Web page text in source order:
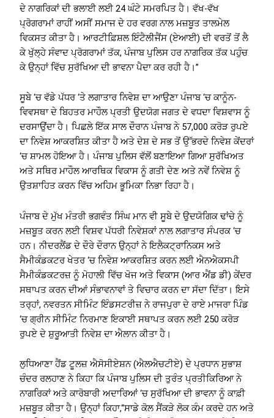
ਦੇ ਨਾਗਰਿਕਾਂ ਦੀ ਭਲਾਈ ਲਈ 24 ਘੰਟੇ ਸਮਰਪਿਤ ਹੈ। ਵੱਖ-ਵੱਖ
ਪ੍ਰੋਗਰਾਮਾਂ ਰਾਹੀਂ ਅਸੀਂ ਸਮਾਜ ਦੇ ਹਰ ਵਰਗ ਨਾਲ ਮਜ਼ਬੂਤ ਤਾਲਮੇਲ
ਵਿਕਸਤ ਕੀਤਾ ਹੈ। ਆਰਟੀਫ਼ਿਸ਼ਲ ਇੰਟੈਲੀਜੈਂਸ (ਏਆਈ) ਦੀ ਵਰਤੋਂ ਤੋਂ ਲੈ
ਕੇ ਖੁੱਲ੍ਹੇ ਸੰਵਾਦ ਪ੍ਰੋਗਰਾਮਾਂ ਤੱਕ, ਪੰਜਾਬ ਪੁਲਿਸ ਹਰ ਨਾਗਰਿਕ ਤੱਕ ਪਹੁੰਚ
ਕੇ ਉਨ੍ਹਾਂ ਵਿੱਚ ਸੁਰੱਖਿਆ ਦੀ ਭਾਵਨਾ ਪੈਦਾ ਕਰ ਰਹੀ ਹੈ।”
ਸੂਬੇ ‘ਚ ਵੱਡੇ ਪੱਧਰ ‘ਤੇ ਲਗਾਤਾਰ ਨਿਵੇਸ਼ ਦਾ ਆਉਣਾ ਪੰਜਾਬ ‘ਚ ਕਾਨੂੰਨ-
ਵਿਵਸਥਾ ਦੇ ਬਿਹਤਰ ਮਾਹੌਲ ਪ੍ਰਤੀ ਉਦਯੋਗ ਜਗਤ ਦੇ ਵਧਦਾ ਵਿਸ਼ਵਾਸ ਨੂੰ
ਦਰਸਾਉਂਦਾ ਹੈ। ਪਿਛਲੇ ਇੱਕ ਸਾਲ ਦੌਰਾਨ ਪੰਜਾਬ ਨੇ 57,000 ਕਰੋੜ ਰੁਪਏ
ਦਾ ਨਿਵੇਸ਼ ਆਕਰਸ਼ਿਤ ਕੀਤਾ ਹੈ ਅਤੇ ਦੇਸ਼ ਦੇ ਸਭ ਤੋਂ ਉੱਭਰਦੇ ਨਿਵੇਸ਼ ਕੇਂਦਰਾਂ
‘ਚ ਸ਼ਾਮਲ ਹੋਇਆ ਹੈ। ਪੰਜਾਬ ਪੁਲਿਸ ਵੱਲੋਂ ਬਣਾਇਆ ਗਿਆ ਸੁਰੱਖਿਅਤ
ਅਤੇ ਸਥਿਰ ਮਾਹੌਲ ਆਰਥਿਕ ਵਿਕਾਸ ਨੂੰ ਗਤੀ ਦੇਣ ਅਤੇ ਨਵੇਂ ਨਿਵੇਸ਼ ਨੂੰ
ਉਤਸ਼ਾਹਿਤ ਕਰਨ ਵਿੱਚ ਅਹਿਮ ਭੂਮਿਕਾ ਨਿਭਾ ਰਿਹਾ ਹੈ।
ਪੰਜਾਬ ਦੇ ਮੁੱਖ ਮੰਤਰੀ ਭਗਵੰਤ ਸਿੰਘ ਮਾਨ ਵੀ ਸੂਬੇ ਦੇ ਉਦਯੋਗਿਕ ਢਾਂਚੇ ਨੂੰ
ਮਜ਼ਬੂਤ ਕਰਨ ਲਈ ਵਿਸ਼ਵ ਪੱਧਰੀ ਨਿਵੇਸ਼ਕਾਂ ਨਾਲ ਲਗਾਤਾਰ ਸੰਪਰਕ ‘ਚ
ਹਨ। ਨੀਦਰਲੈਂਡ ਦੇ ਦੌਰੇ ਦੌਰਾਨ ਉਨ੍ਹਾਂ ਨੇ ਇਲੈਕਟ੍ਰਾਨਿਕਸ ਅਤੇ
ਸੈਮੀਕੰਡਕਟਰ ਖੇਤਰ ‘ਚ ਨਿਵੇਸ਼ ਆਕਰਸ਼ਿਤ ਕਰਨ ਲਈ ਐਨਐਕਸਪੀ
ਸੈਮੀਕੰਡਕਟਰਜ਼ ਨੂੰ ਮੋਹਾਲੀ ਵਿੱਚ ਖੋਜ ਅਤੇ ਵਿਕਾਸ (ਆਰ ਐਂਡ ਡੀ) ਕੇਂਦਰ
ਸਥਾਪਤ ਕਰਨ ਦੀਆਂ ਸੰਭਾਵਨਾਵਾਂ ਤੇ ਵਿਚਾਰ ਕਰਨ ਦਾ ਸੱਦਾ ਦਿੱਤਾ। ਇਸੇ
ਤਰ੍ਹਾਂ, ਨਵਰਤਨ ਸੀਮਿੰਟ ਇੰਡਸਟਰੀਜ਼ ਨੇ ਰਾਜਪੁਰਾ ਦੇ ਰਾਏ ਮਾਜਰਾ ਪਿੰਡ
‘ਚ ਗ੍ਰੀਨ ਸੀਮਿੰਟ ਨਿਰਮਾਣ ਇਕਾਈ ਸਥਾਪਤ ਕਰਨ ਲਈ 250 ਕਰੋੜ
ਰੁਪਏ ਦੇ ਸ਼ੁਰੂਆਤੀ ਨਿਵੇਸ਼ ਦਾ ਐਲਾਨ ਕੀਤਾ ਹੈ।
ਲੁਧਿਆਣਾ ਹੈਂਡ ਟੂਲਜ਼ ਐਸੋਸੀਏਸ਼ਨ (ਐਲਐਚਟੀਏ) ਦੇ ਪ੍ਰਧਾਨ ਸੁਭਾਸ਼
ਚੰਦਰ ਰਲਹਾਣ ਨੇ ਕਿਹਾ ਕਿ ਪੰਜਾਬ ਪੁਲਿਸ ਦੀ ਤੁਰੰਤ ਪ੍ਰਤੀਕਿਰਿਆ ਨੇ
ਨਾਗਰਿਕਾਂ ਅਤੇ ਕਾਰੋਬਾਰੀ ਅਦਾਰਿਆਂ ‘ਚ ਸੁਰੱਖਿਆ ਦੀ ਭਾਵਨਾ ਨੂੰ ਕਾਫ਼ੀ
ਮਜ਼ਬੂਤ ਕੀਤਾ ਹੈ। ਉਨ੍ਹਾਂ ਕਿਹਾ,“ਸਾਡੇ ਕੋਲ ਸੈਂਕੜੇ ਲੋਕ ਕੰਮ ਕਰਦੇ ਹਨ ਅਤੇ